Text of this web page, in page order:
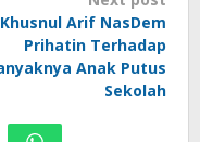
Khusnul Arif NasDem
Prihatin Terhadap
Anak Putus
Sekolah